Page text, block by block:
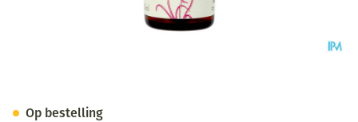
Op bestelling